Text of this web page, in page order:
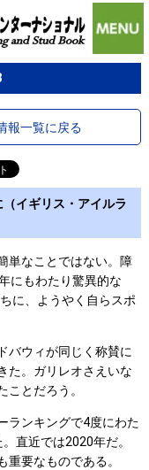
報一覧に戻る
イギリス・アイルラ
単なことではない。障
にもわたり驚異的な
に、ようやく自らスポ
バウィが同じく称賛に
た。ガリレオさえいな
とだろう。
ランキングで4度にわた
直近では2020年だ。
要なものである。